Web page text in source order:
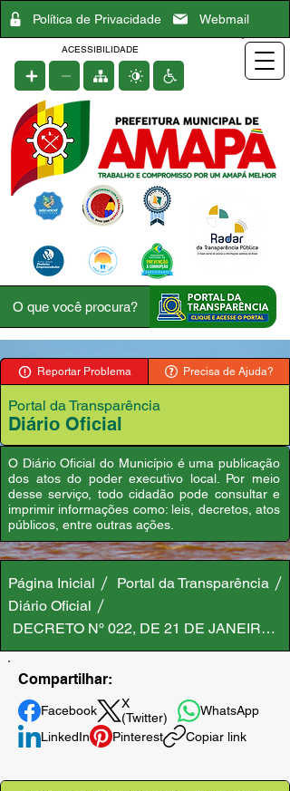
Política de Privacidade Webmail
ACESSIBILIDADE
Reportar Problema Precisa de Ajuda?
Portal da Transparência
Diário Oficial
O Diário Oficial do Município é uma publicação
dos atos do poder executivo local. Por meio
desse serviço, todo cidadão pode consultar e
imprimir informações como: leis, decretos, atos
públicos, entre outras ações.
Página Inicial
Portal da Transparência
Diário Oficial
DECRETO Nº 022, DE 21 DE JANEIRO
Compartilhar:
Facebook
X
(Twitter)
WhatsApp
LinkedIn
Pinterest Copiar link